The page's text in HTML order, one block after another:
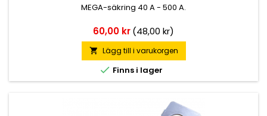
MEGA-säkring 40 A - 500 A.
Pris
60,00 kr(48,00 kr)
 Lägg till i varukorgen
 Finns i lager